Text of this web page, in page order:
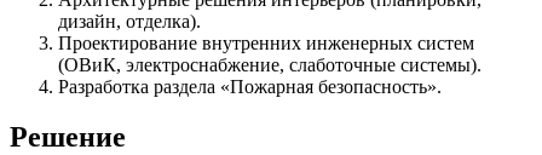
дизайн, отделка).
Проектирование внутренних инженерных систем
(ОВиК, электроснабжение, слаботочные системы).
Разработка раздела «Пожарная безопасность».
Решение